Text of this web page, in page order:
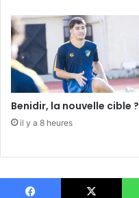
Benidir, la nouvelle cible ?
il y a 8 heures